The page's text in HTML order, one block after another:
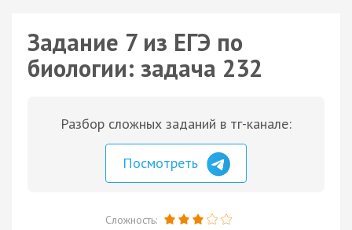
Задание 7 из ЕГЭ по
биологии: задача 232
Разбор сложных заданий в тг-канале:
Посмотреть
Сложность: